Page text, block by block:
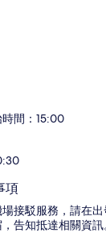
間：15:00
項
接駁服務，請在
告知抵達相關資訊